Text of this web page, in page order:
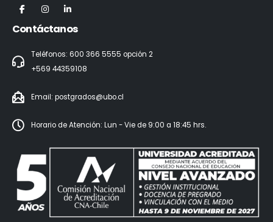
Contáctanos
Teléfonos: 600 366 5555 opción 2
+569 44359108
Email: postgrados@ubo.cl
Horario de Atención: Lun - Vie de 9:00 a 18:45 hrs.